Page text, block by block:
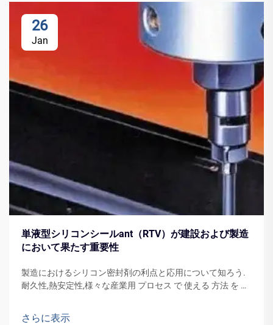
26
Jan
単液型シリコンシールant（RTV）が建設および製造
において果たす重要性
製造におけるシリコン密封剤の利点と応用について知ろう.
耐久性,熱安定性,様々な産業用 プロセス で 使える 方法 を 学
さらに表示